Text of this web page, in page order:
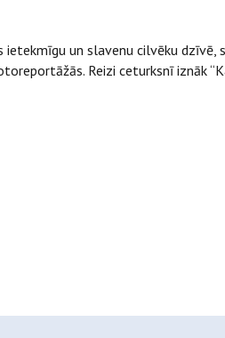
un slavenu cilvēku
Reizi ceturksnī iznāk